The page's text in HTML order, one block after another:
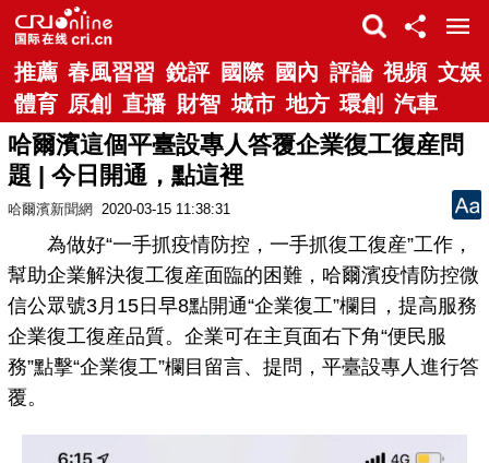
推薦 春風習習 銳評 國際 國內 評論 視頻 文娛
體育 原創 直播 財智 城市 地方 環創 汽車
哈爾濱這個平臺設專人答覆企業復工復産問
題 | 今日開通，點這裡
哈爾濱新聞網 2020-03-15 11:38:31
為做好“一手抓疫情防控，一手抓復工復産”工作，
幫助企業解決復工復産面臨的困難，哈爾濱疫情防控微
信公眾號3月15日早8點開通“企業復工”欄目，提高服務
企業復工復産品質。企業可在主頁面右下角“便民服
務”點擊“企業復工”欄目留言、提問，平臺設專人進行答
覆。